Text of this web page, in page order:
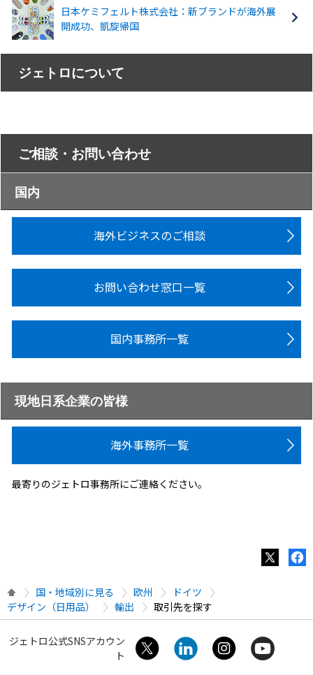
日本ケミフェルト株式会社：新ブランドが海外展
開成功、凱旋帰国
ジェトロについて
ご相談・お問い合わせ
国内
海外ビジネスのご相談
お問い合わせ窓口一覧
国内事務所一覧
現地日系企業の皆様
海外事務所一覧
最寄りのジェトロ事務所にご連絡ください。
国・地域別に見る 欧州
ドイツ
デザイン（日用品）
輸出 取引先を探す
ジェトロ公式SNSアカウン
ト